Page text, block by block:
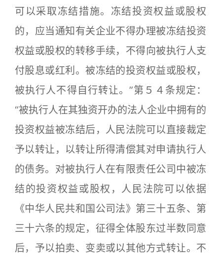
可以采取冻结措施。冻结投资权益或股权
的，应当通知有关企业不得办理被冻结投资
权益或股权的转移手续，不得向被执行人支
付股息或红利。被冻结的投资权益或股权，
被执行人不得自行转让。”第５４条规定：
“被执行人在其独资开办的法人企业中拥有的
投资权益被冻结后，人民法院可以直接裁定
予以转让，以转让所得清偿其对申请执行人
的债务。对被执行人在有限责任公司中被冻
结的投资权益或股权，人民法院可以依据
《中华人民共和国公司法》第三十五条、第
三十六条的规定，征得全体股东过半数同意
后，予以拍卖、变卖或以其他方式转让。不